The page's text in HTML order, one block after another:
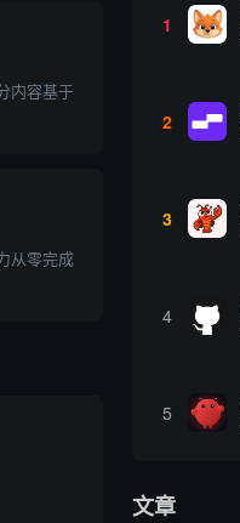
内容基于
从零完成
1
2
3
4
5
文章